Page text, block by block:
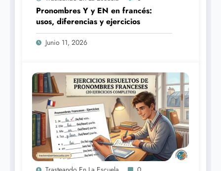
Pronombres Y y EN en francés:
usos, diferencias y ejercicios
Junio 11, 2026